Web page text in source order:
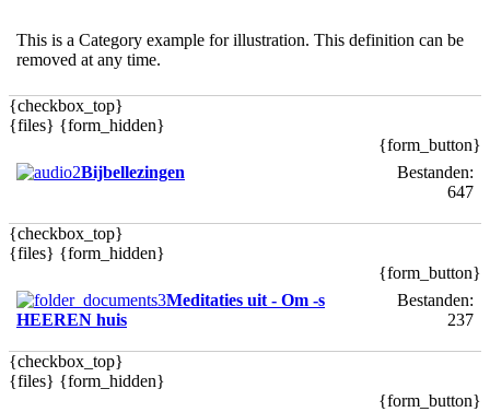
This is a Category example for illustration. This definition can be
removed at any time.
{checkbox_top}
{files} {form_hidden}
{form_button}
Bijbellezingen
Bestanden:
647
{checkbox_top}
{files} {form_hidden}
{form_button}
Meditaties uit - Om -s
HEEREN huis
Bestanden:
237
{checkbox_top}
{files} {form_hidden}
{form_button}